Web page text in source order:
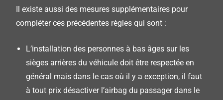
Il existe aussi des mesures supplémentaires pour
compléter ces précédentes règles qui sont :
L’installation des personnes à bas âges sur les
sièges arrières du véhicule doit être respectée en
général mais dans le cas où il y a exception, il faut
à tout prix désactiver l’airbag du passager dans le